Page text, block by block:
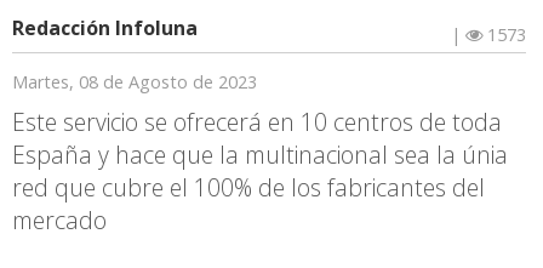
Redacción Infoluna | 1573
Martes, 08 de Agosto de 2023
Este servicio se ofrecerá en 10 centros de toda
España y hace que la multinacional sea la únia
red que cubre el 100% de los fabricantes del
mercado